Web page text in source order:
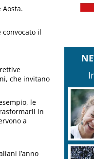
Aosta.
il
che invitano
le
in
a
l’anno